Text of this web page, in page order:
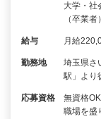
大学・社
（卒業
給与 月給
勤務地
埼玉県さ
駅」より
応募資格
無資格
職場を盛